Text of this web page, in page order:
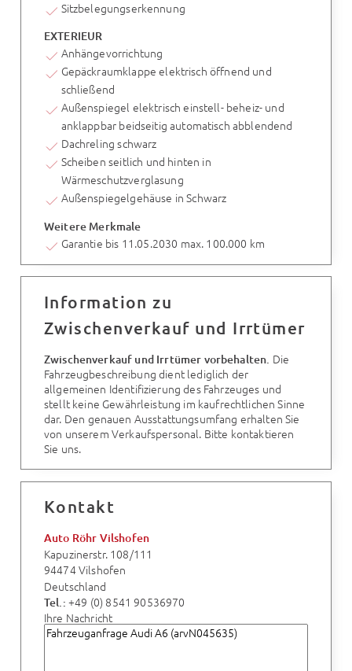
Sitzbelegungserkennung
EXTERIEUR
Anhängevorrichtung
Gepäckraumklappe elektrisch öffnend und
schließend
Außenspiegel elektrisch einstell- beheiz- und
anklappbar beidseitig automatisch abblendend
Dachreling schwarz
Scheiben seitlich und hinten in
Wärmeschutzverglasung
Außenspiegelgehäuse in Schwarz
Weitere Merkmale
Garantie bis 11.05.2030 max. 100.000 km
Information zu
Zwischenverkauf und Irrtümer
Zwischenverkauf und Irrtümer vorbehalten. Die
Fahrzeugbeschreibung dient lediglich der
allgemeinen Identifizierung des Fahrzeuges und
stellt keine Gewährleistung im kaufrechtlichen Sinne
dar. Den genauen Ausstattungsumfang erhalten Sie
von unserem Verkaufspersonal. Bitte kontaktieren
Sie uns.
Kontakt
Auto Röhr Vilshofen
Kapuzinerstr. 108/111
94474 Vilshofen
Deutschland
Tel.: +49 (0) 8541 90536970
Ihre Nachricht